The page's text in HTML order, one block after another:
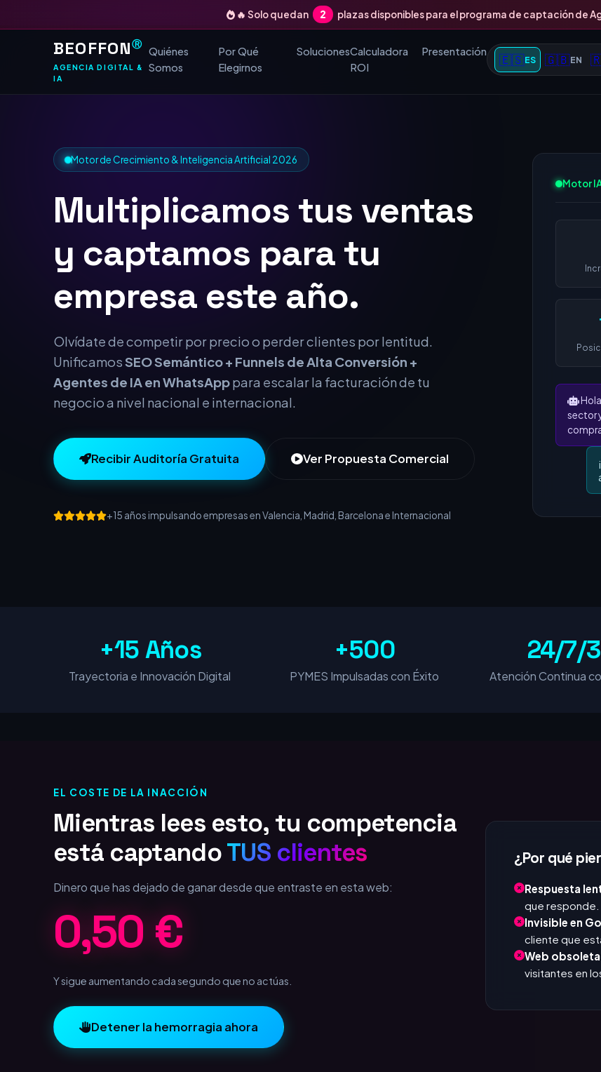
🔥 Solo quedan 2 plazas disponibles para el programa de captación de
BEOFFONⓇ
AGENCIA DIGITAL &
IA
Quiénes
Somos
Por Qué
Elegirnos
SolucionesCalculadora
ROI
Presentación
🇪🇸ES 🇬🇧EN
Motor de Crecimiento & Inteligencia Artificial 2026
Multiplicamos tus ventas
y captamos TOP 1 en
Googlepara tu empresa
este año.
Olvídate de competir por precio o perder clientes por lentitud.
UnificamosSEO Semántico + Funnels de Alta Conversión +
negocio a nivel nacional e internacional.
sector
+500 24/7/
EL COSTE DE LA INACCIÓN
Mientras lees esto, tu competencia
está captandoTUS clientes
Dinero que has dejado de ganar desde que entraste en esta web:
1,00 €
Y sigue aumentando cada segundo que no actúas.
¿Por qué
Respuesta
que responde.
Invisible en
cliente que